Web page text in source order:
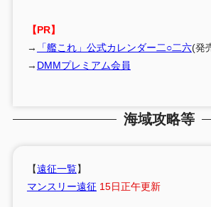
【PR】
→
「艦これ」公式カレンダー二○二六(発
→ DMMプレミアム会員
海域攻略等
【遠征一覧】
マンスリー遠征 15日正午更新